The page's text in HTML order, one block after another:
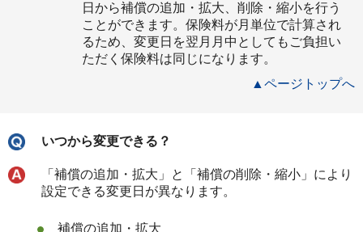
日から補償の追加・拡大、削除・縮小を行う
ことができます。保険料が月単位で計算され
るため、変更日を翌月月中としてもご負担い
ただく保険料は同じになります。
▲ページトップへ
いつから変更できる？
「補償の追加・拡大」と「補償の削除・縮小」により
設定できる変更日が異なります。
補償の追加・拡大